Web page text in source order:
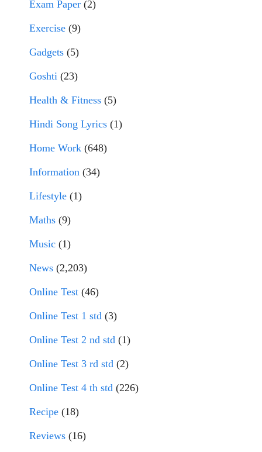
Exam Paper (2)
Exercise (9)
Gadgets (5)
Goshti (23)
Health & Fitness (5)
Hindi Song Lyrics (1)
Home Work (648)
Information (34)
Lifestyle (1)
Maths (9)
Music (1)
News (2,203)
Online Test (46)
Online Test 1 std (3)
Online Test 2 nd std (1)
Online Test 3 rd std (2)
Online Test 4 th std (226)
Recipe (18)
Reviews (16)